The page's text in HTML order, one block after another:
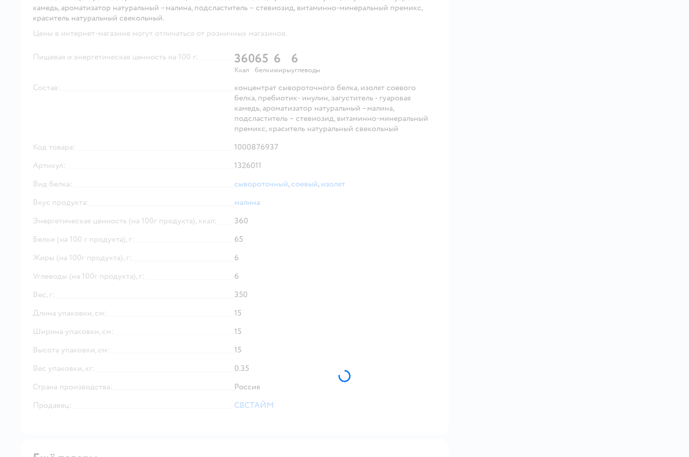
камедь, ароматизатор натуральный –малина, подсластитель – стевиозид, витаминно-минеральный премикс,
краситель натуральный свекольный.
Цены в интернет-магазине могут отличаться от розничных магазинов.
Пищевая и энергетическая ценность на 100 г: 360
Ккал
65
белки
6
жиры
6
углеводы
Состав:
концентрат сывороточного белка, изолят соевого
белка, пребиотик- инулин, загуститель - гуаровая
камедь, ароматизатор натуральный –малина,
подсластитель – стевиозид, витаминно-минеральный
премикс, краситель натуральный свекольный
Код товара:
1000876937
Артикул:
1326011
Вид белка:
сывороточный, соевый, изолят
Вкус продукта:
малина
Энергетическая ценность (на 100г продукта), ккал:
360
Белки (на 100 г продукта), г:
65
Жиры (на 100г продукта), г:
6
Углеводы (на 100г продукта), г:
6
Вес, г:
350
Длина упаковки, см:
15
Ширина упаковки, см:
15
Высота упаковки, см:
15
Вес упаковки, кг:
0.35
Страна производства:
Россия
Продавец:
СВСТАЙМ